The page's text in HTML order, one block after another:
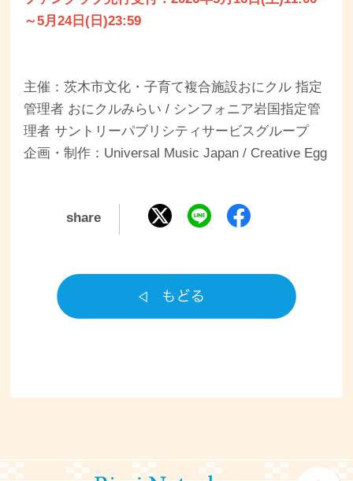
～5月24日(日)23:59
主催：茨木市文化・子育て複合施設おにクル 指定
管理者 おにクルみらい / シンフォニア岩国指定管
理者 サントリーパブリシティサービスグループ
企画・制作：Universal Music Japan / Creative Egg
share